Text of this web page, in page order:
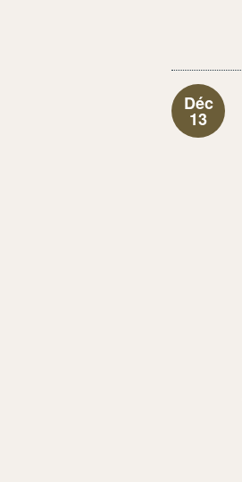
Déc
13